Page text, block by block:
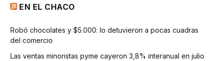
EN EL CHACO
Robó chocolates y $5.000: lo detuvieron a pocas cuadras
del comercio
Las ventas minoristas pyme cayeron 3,8% interanual en julio